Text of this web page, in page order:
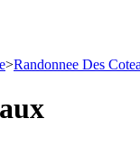
>Randonnee Des